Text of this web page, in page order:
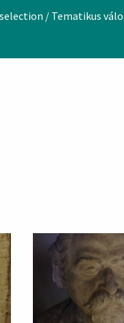
/ Tematikus